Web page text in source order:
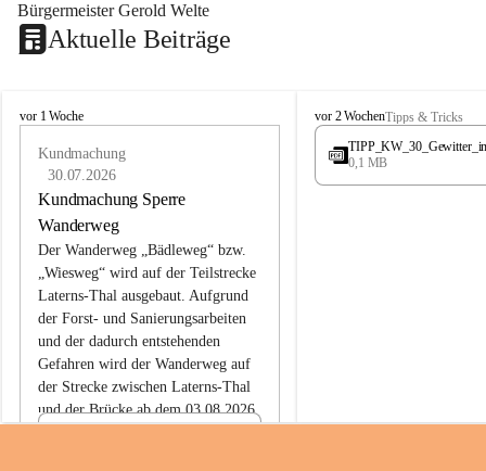
Bürgermeister Gerold Welte
Aktuelle Beiträge
L
vor 1 Woche
Kundmachung
30.07.2026
Kundmachung Sperre
Wanderweg
Der Wanderweg „Bädleweg“ bzw.
„Wiesweg“ wird auf der Teilstrecke
Laterns-Thal ausgebaut. Aufgrund
der Forst- und Sanierungsarbeiten
und der dadurch entstehenden
Gefahren wird der Wanderweg auf
der Strecke zwischen Laterns-Thal
und der Brücke ab dem 03.08.2026
L
a
e
vor 2 WochenTipps & Tricks
0,1 MB